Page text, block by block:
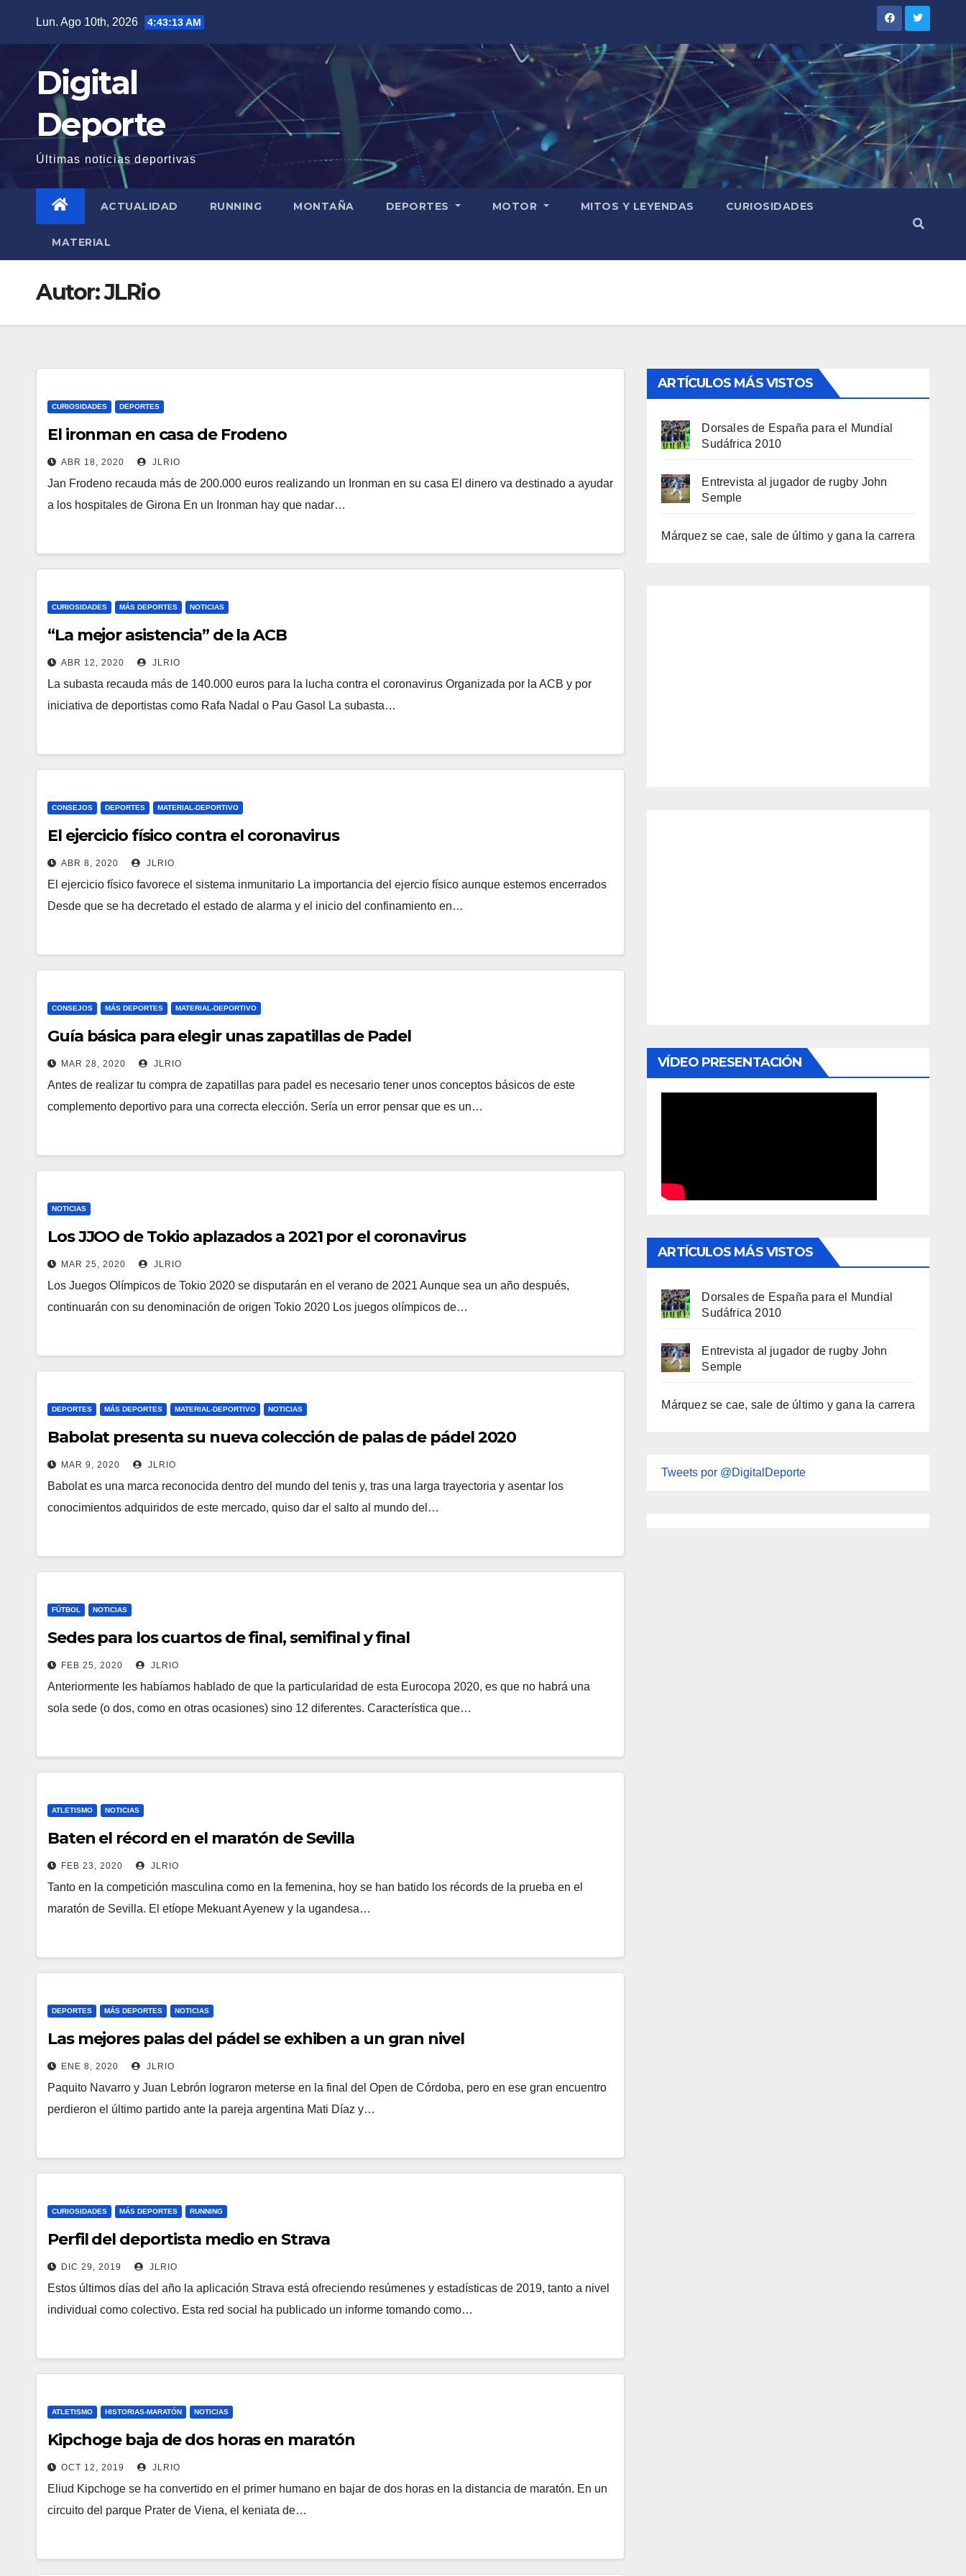
contenido
Lun. Ago 10th, 2026 4:43:14 AM
Digital
Deporte
Últimas noticias deportivas
ACTUALIDAD RUNNING MONTAÑA DEPORTES MOTOR MITOS Y LEYENDAS CURIOSIDADES
MATERIAL
Autor:JLRio
CURIOSIDADES DEPORTES
El ironman en casa de Frodeno
ABR 18, 2020 JLRIO
Jan Frodeno recauda más de 200.000 euros realizando un Ironman en su casa El dinero va destinado a ayudar
a los hospitales de Girona En un Ironman hay que nadar…
CURIOSIDADES MÁS DEPORTES NOTICIAS
“La mejor asistencia” de la ACB
ABR 12, 2020 JLRIO
La subasta recauda más de 140.000 euros para la lucha contra el coronavirus Organizada por la ACB y por
iniciativa de deportistas como Rafa Nadal o Pau Gasol La subasta…
CONSEJOS DEPORTES MATERIAL-DEPORTIVO
El ejercicio físico contra el coronavirus
ABR 8, 2020 JLRIO
El ejercicio físico favorece el sistema inmunitario La importancia del ejercio físico aunque estemos encerrados
Desde que se ha decretado el estado de alarma y el inicio del confinamiento en…
CONSEJOS MÁS DEPORTES MATERIAL-DEPORTIVO
Guía básica para elegir unas zapatillas de Padel
MAR 28, 2020 JLRIO
Antes de realizar tu compra de zapatillas para padel es necesario tener unos conceptos básicos de este
complemento deportivo para una correcta elección. Sería un error pensar que es un…
NOTICIAS
Los JJOO de Tokio aplazados a 2021 por el coronavirus
MAR 25, 2020 JLRIO
Los Juegos Olímpicos de Tokio 2020 se disputarán en el verano de 2021 Aunque sea un año después,
continuarán con su denominación de origen Tokio 2020 Los juegos olímpicos de…
DEPORTES MÁS DEPORTES MATERIAL-DEPORTIVO NOTICIAS
Babolat presenta su nueva colección de palas de pádel 2020
MAR 9, 2020 JLRIO
Babolat es una marca reconocida dentro del mundo del tenis y, tras una larga trayectoria y asentar los
conocimientos adquiridos de este mercado, quiso dar el salto al mundo del…
FÚTBOL NOTICIAS
Sedes para los cuartos de final, semifinal y final
FEB 25, 2020 JLRIO
Anteriormente les habíamos hablado de que la particularidad de esta Eurocopa 2020, es que no habrá una
sola sede (o dos, como en otras ocasiones) sino 12 diferentes. Característica que…
ATLETISMO NOTICIAS
Baten el récord en el maratón de Sevilla
FEB 23, 2020 JLRIO
Tanto en la competición masculina como en la femenina, hoy se han batido los récords de la prueba en el
maratón de Sevilla. El etíope Mekuant Ayenew y la ugandesa…
DEPORTES MÁS DEPORTES NOTICIAS
Las mejores palas del pádel se exhiben a un gran nivel
ENE 8, 2020 JLRIO
Paquito Navarro y Juan Lebrón lograron meterse en la final del Open de Córdoba, pero en ese gran encuentro
perdieron el último partido ante la pareja argentina Mati Díaz y…
CURIOSIDADES MÁS DEPORTES RUNNING
Perfil del deportista medio en Strava
DIC 29, 2019 JLRIO
Estos últimos días del año la aplicación Strava está ofreciendo resúmenes y estadísticas de 2019, tanto a nivel
individual como colectivo. Esta red social ha publicado un informe tomando como…
ATLETISMO HISTORIAS-MARATÓN NOTICIAS
Kipchoge baja de dos horas en maratón
OCT 12, 2019 JLRIO
Eliud Kipchoge se ha convertido en el primer humano en bajar de dos horas en la distancia de maratón. En un
circuito del parque Prater de Viena, el keniata de…
ARTÍCULOS MÁS VISTOS
Dorsales de España para el Mundial
Sudáfrica 2010
Entrevista al jugador de rugby John
Semple
Márquez se cae, sale de último y gana la carrera
VÍDEO PRESENTACIÓN
ARTÍCULOS MÁS VISTOS
Dorsales de España para el Mundial
Sudáfrica 2010
Entrevista al jugador de rugby John
Semple
Márquez se cae, sale de último y gana la carrera
Tweets por @DigitalDeporte